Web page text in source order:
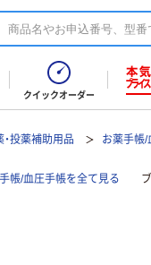
クイックオーダー
投薬補助用品 お薬手帳/
帳/血圧手帳を全て見る